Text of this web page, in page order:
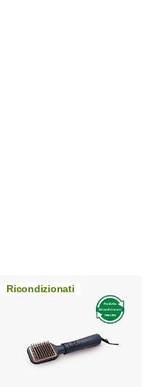
Ricondizionati